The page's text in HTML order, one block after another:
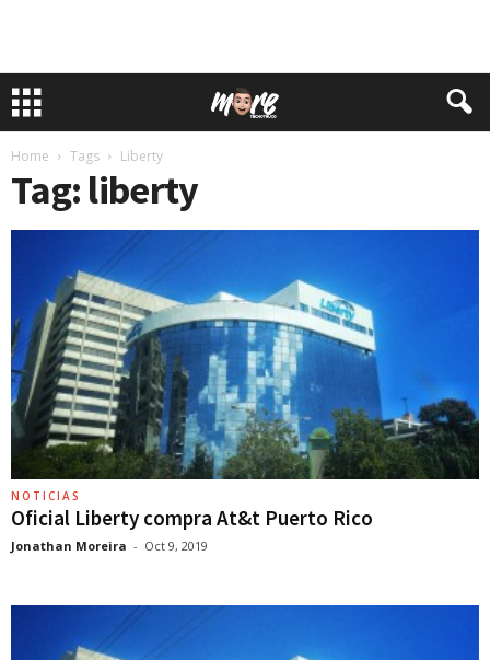
Home Tags Liberty
Tag: liberty
NOTICIAS
Oficial Liberty compra At&t Puerto Rico
Jonathan Moreira - Oct 9, 2019